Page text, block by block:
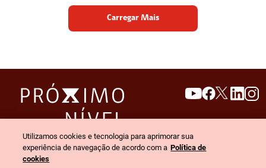
Carregar Mais
search
Utilizamos cookies e tecnologia para aprimorar sua
experiência de navegação de acordo com a Política de
cookies